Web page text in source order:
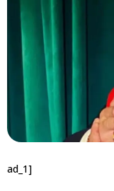
ad_1]